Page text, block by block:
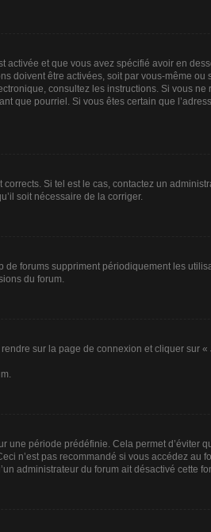
et que vous avez spécifié avoir en
doivent être activées, soit par vous-même ou
consultez les instructions. Si vous ne
que pourriel. Si vous êtes certain que
Si tel est le cas, contactez un
soit nécessaire de la corriger.
forums suppriment périodiquement les
du forum.
sur la page de connexion et cliquer sur «
période prédéfinie. Cela permet d’éviter
n’est pas recommandé si vous accédez au
administrateur du forum ait désactivé cette